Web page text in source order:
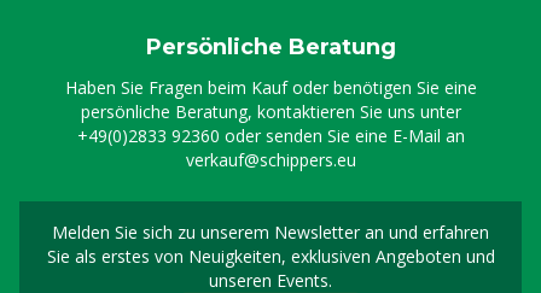
Persönliche Beratung
Haben Sie Fragen beim Kauf oder benötigen Sie eine
persönliche Beratung, kontaktieren Sie uns unter
+49(0)2833 92360 oder senden Sie eine E-Mail an
verkauf@schippers.eu
Melden Sie sich zu unserem Newsletter an und erfahren
Sie als erstes von Neuigkeiten, exklusiven Angeboten und
unseren Events.
Melden Sie sich für